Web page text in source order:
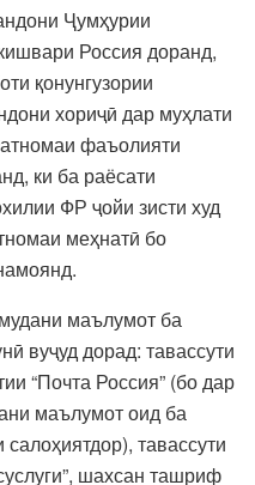
Ҷумҳурии
Россия доранд,
қонунгузории
хориҷӣ дар муҳлати
фаъолияти
ки ба раёсати
ФР ҷойи зисти худ
меҳнатӣ бо
маълумот ба
вуҷуд дорад: тавассути
“Почта Россия” (бо дар
маълумот оид ба
тавассути
шахсан ташриф